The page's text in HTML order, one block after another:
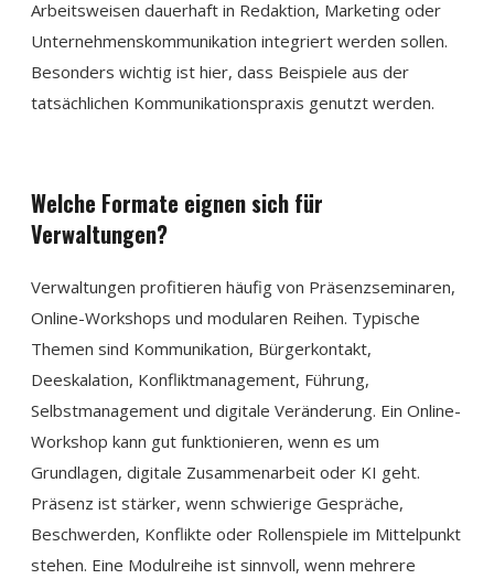
Arbeitsweisen dauerhaft in Redaktion, Marketing oder
Unternehmenskommunikation integriert werden sollen.
Besonders wichtig ist hier, dass Beispiele aus der
tatsächlichen Kommunikationspraxis genutzt werden.
Welche Formate eignen sich für
Verwaltungen?
Verwaltungen profitieren häufig von Präsenzseminaren,
Online-Workshops und modularen Reihen. Typische
Themen sind Kommunikation, Bürgerkontakt,
Deeskalation, Konfliktmanagement, Führung,
Selbstmanagement und digitale Veränderung. Ein Online-
Workshop kann gut funktionieren, wenn es um
Grundlagen, digitale Zusammenarbeit oder KI geht.
Präsenz ist stärker, wenn schwierige Gespräche,
Beschwerden, Konflikte oder Rollenspiele im Mittelpunkt
stehen. Eine Modulreihe ist sinnvoll, wenn mehrere